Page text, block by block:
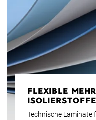
FLEXIBLE
ISOLIERSTOFFE
Technische Laminate